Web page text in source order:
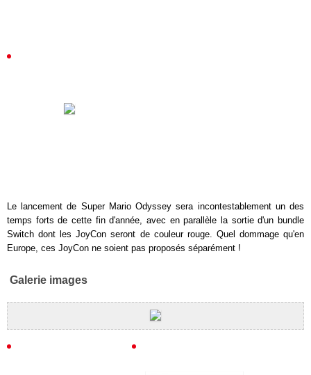
Le lancement de Super Mario Odyssey sera incontestablement un des
temps forts de cette fin d'année, avec en parallèle la sortie d'un bundle
Switch dont les JoyCon seront de couleur rouge. Quel dommage qu'en
Europe, ces JoyCon ne soient pas proposés séparément !
Galerie images